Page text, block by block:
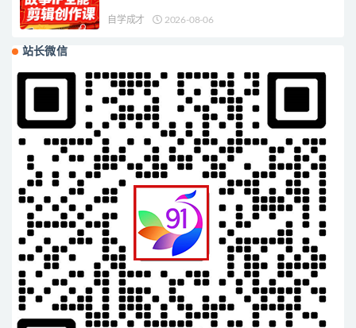
自学成才 2026-08-06
站长微信